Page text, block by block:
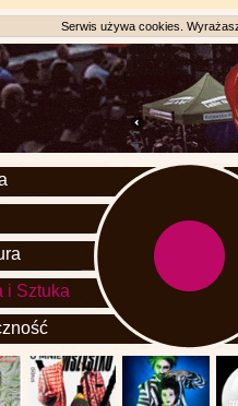
Serwis używa cookies.
i Sztuka